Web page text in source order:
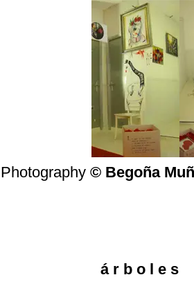
Photography © Begoña
á r b o l e s